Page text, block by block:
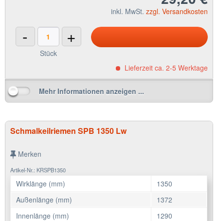
inkl. MwSt. zzgl. Versandkosten
- +
Stück
Lieferzeit ca. 2-5 Werktage
Mehr Informationen anzeigen ...
Schmalkeilriemen SPB 1350 Lw
Merken
Artikel-Nr.: KRSPB1350
Wirklänge (mm)
1350
Außenlänge (mm)
1372
Innenlänge (mm)
1290